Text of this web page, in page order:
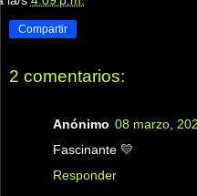
Compartir
2 comentarios:
Anónimo 08 marzo,
Fascinante 💛
Responder